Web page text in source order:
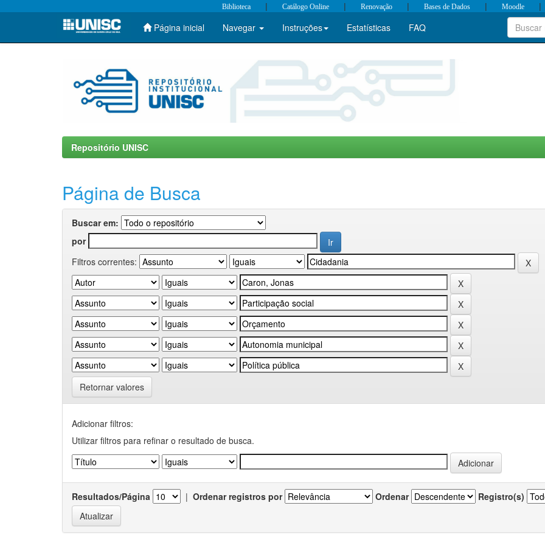
Skip
Biblioteca | Catálogo Online | Renovação | Bases de Dados | Moodle |
Página inicial Navegar Instruções Estatísticas FAQ
Repositório UNISC
Página de Busca
Buscar em:
por
Filtros correntes:
Retornar valores
Adicionar filtros:
Utilizar filtros para refinar o resultado de busca.
Resultados/Página | Ordenar registros por Ordenar Registro(s)